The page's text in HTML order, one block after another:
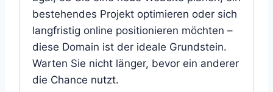
bestehendes Projekt optimieren oder sich
langfristig online positionieren möchten –
diese Domain ist der ideale Grundstein.
Warten Sie nicht länger, bevor ein anderer
die Chance nutzt.